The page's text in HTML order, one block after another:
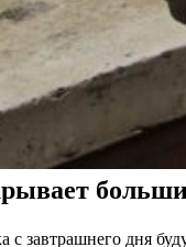
с завтрашнего дня